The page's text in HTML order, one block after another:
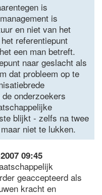
is
is
en niet van het
referentiepunt
een man betreft.
naar geslacht als
dat probleem op te
onderzoekers
blijkt - zelfs na twee
niet te lukken.
09:45
geaccepteerd als
kracht en